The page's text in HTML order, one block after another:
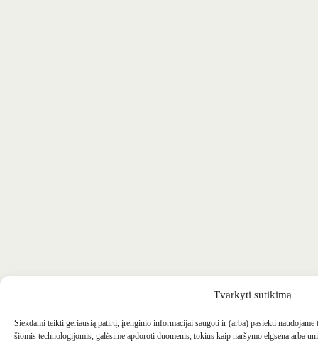
Tvarkyti sutikimą
Siekdami teikti geriausią patirtį, įrenginio informacijai saugoti ir (arba) pasiekti
šiomis technologijomis, galėsime apdoroti duomenis, tokius kaip naršymo elgsena arba